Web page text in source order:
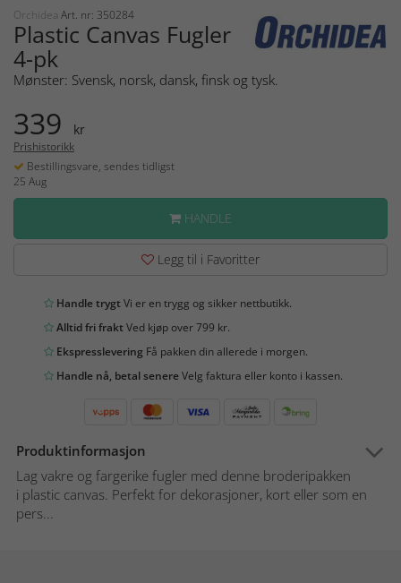
Orchidea Art. nr: 350284
Plastic Canvas Fugler
4-pk
Mønster: Svensk, norsk, dansk, finsk og tysk.
339 kr
Prishistorikk
Bestillingsvare, sendes tidligst
25 Aug
HANDLE
Legg til i Favoritter
Handle trygtVi er en trygg og sikker nettbutikk.
Alltid fri fraktVed kjøp over 799 kr.
Ekspresslevering Få pakken din allerede i morgen.
Handle nå, betal senereVelg faktura eller konto i kassen.
Produktinformasjon
Lag vakre og fargerike fugler med denne broderipakken
i plastic canvas. Perfekt for dekorasjoner, kort eller som en
pers...